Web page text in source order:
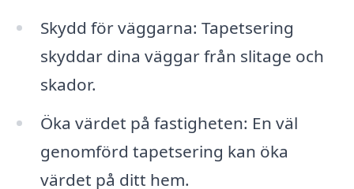
Skydd för väggarna: Tapetsering
skyddar dina väggar från slitage och
skador.
Öka värdet på fastigheten: En väl
genomförd tapetsering kan öka
värdet på ditt hem.